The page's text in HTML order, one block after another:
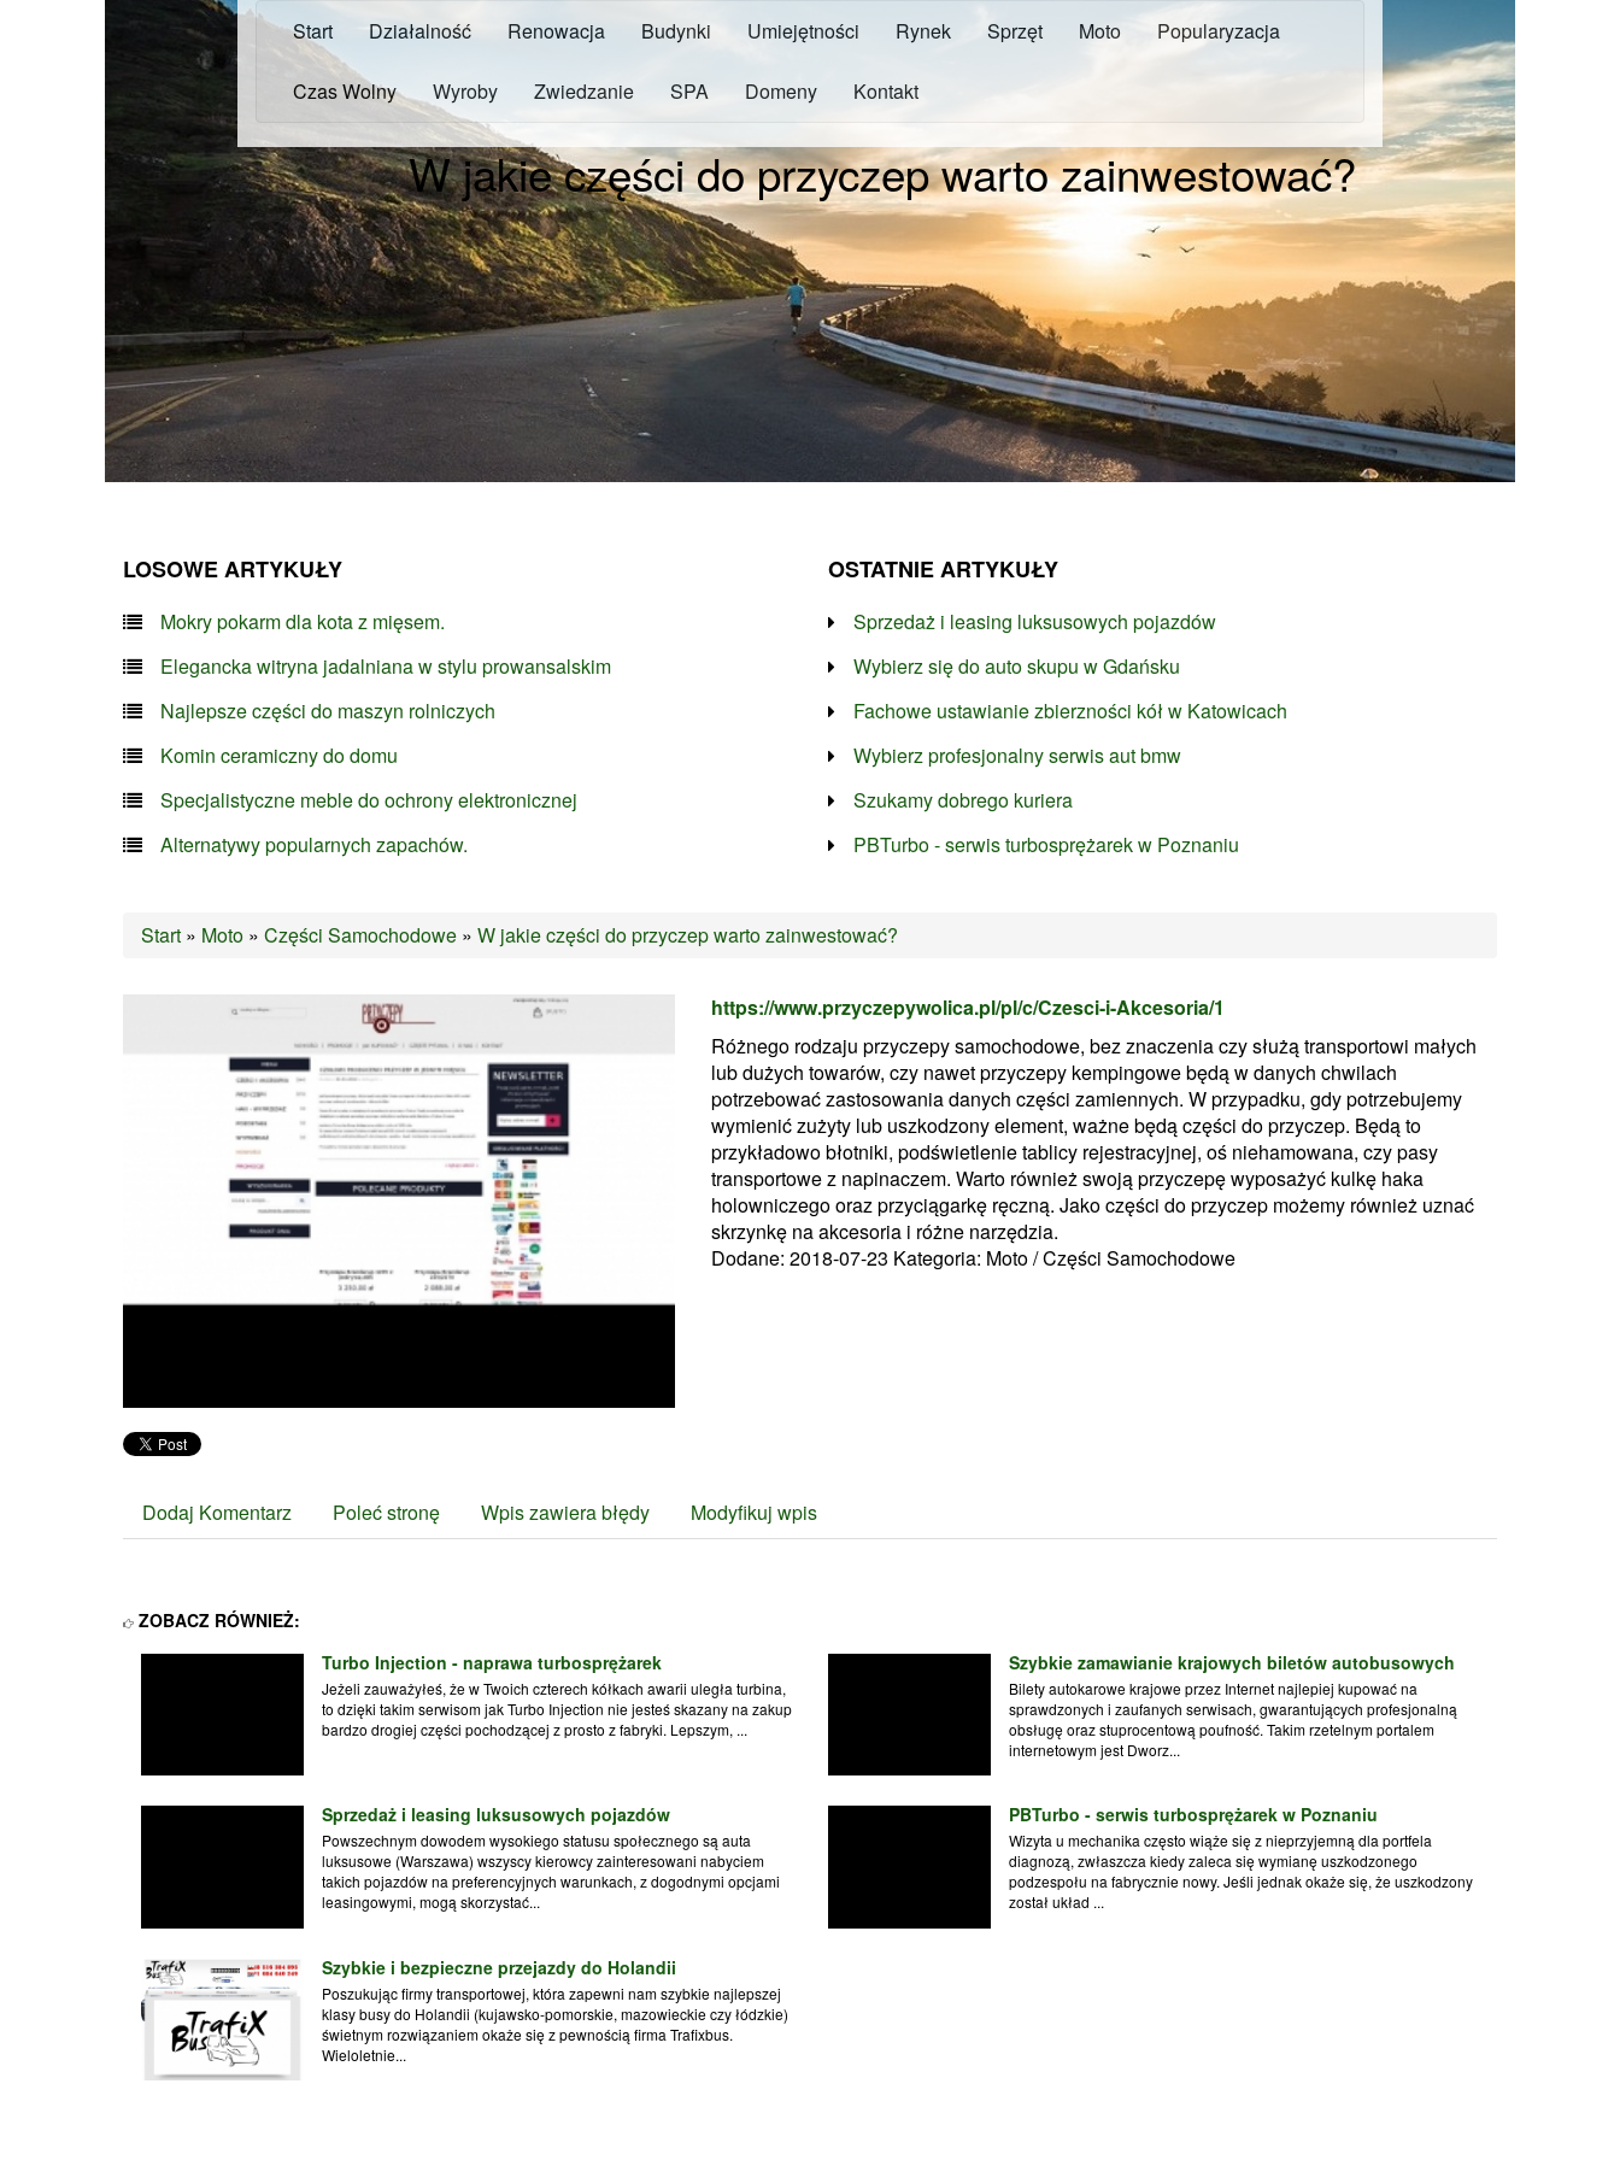
Start Działalność Renowacja Budynki Umiejętności Rynek Sprzęt Moto Popularyzacja
Czas Wolny Wyroby Zwiedzanie SPA Domeny Kontakt
W jakie części do przyczep warto zainwestować?
LOSOWE ARTYKUŁY
Mokry pokarm dla kota z mięsem.
Elegancka witryna jadalniana w stylu prowansalskim
Najlepsze części do maszyn rolniczych
Komin ceramiczny do domu
Specjalistyczne meble do ochrony elektronicznej
Alternatywy popularnych zapachów.
OSTATNIE ARTYKUŁY
Sprzedaż i leasing luksusowych pojazdów
Wybierz się do auto skupu w Gdańsku
Fachowe ustawianie zbierzności kół w Katowicach
Wybierz profesjonalny serwis aut bmw
Szukamy dobrego kuriera
PBTurbo - serwis turbosprężarek w Poznaniu
Start » Moto » Części Samochodowe » W jakie części do przyczep warto zainwestować?
https://www.przyczepywolica.pl/pl/c/Czesci-i-Akcesoria/1
Różnego rodzaju przyczepy samochodowe, bez znaczenia czy służą transportowi małych
lub dużych towarów, czy nawet przyczepy kempingowe będą w danych chwilach
potrzebować zastosowania danych części zamiennych. W przypadku, gdy potrzebujemy
wymienić zużyty lub uszkodzony element, ważne będą części do przyczep. Będą to
przykładowo błotniki, podświetlenie tablicy rejestracyjnej, oś niehamowana, czy pasy
transportowe z napinaczem. Warto również swoją przyczepę wyposażyć kulkę haka
holowniczego oraz przyciągarkę ręczną. Jako części do przyczep możemy również uznać
skrzynkę na akcesoria i różne narzędzia.
Dodane: 2018-07-23 Kategoria: Moto / Części Samochodowe
Dodaj Komentarz Poleć stronę Wpis zawiera błędy Modyfikuj wpis
ZOBACZ RÓWNIEŻ:
Turbo Injection - naprawa turbosprężarek
Jeżeli zauważyłeś, że w Twoich czterech kółkach awarii uległa turbina,
to dzięki takim serwisom jak Turbo Injection nie jesteś skazany na zakup
bardzo drogiej części pochodzącej z prosto z fabryki. Lepszym, ...
Szybkie zamawianie krajowych biletów autobusowych
Bilety autokarowe krajowe przez Internet najlepiej kupować na
sprawdzonych i zaufanych serwisach, gwarantujących profesjonalną
obsługę oraz stuprocentową poufność. Takim rzetelnym portalem
internetowym jest Dworz...
Sprzedaż i leasing luksusowych pojazdów
Powszechnym dowodem wysokiego statusu społecznego są auta
luksusowe (Warszawa) wszyscy kierowcy zainteresowani nabyciem
takich pojazdów na preferencyjnych warunkach, z dogodnymi opcjami
leasingowymi, mogą skorzystać...
PBTurbo - serwis turbosprężarek w Poznaniu
Wizyta u mechanika często wiąże się z nieprzyjemną dla portfela
diagnozą, zwłaszcza kiedy zaleca się wymianę uszkodzonego
podzespołu na fabrycznie nowy. Jeśli jednak okaże się, że uszkodzony
został układ ...
Szybkie i bezpieczne przejazdy do Holandii
Poszukując firmy transportowej, która zapewni nam szybkie najlepszej
klasy busy do Holandii (kujawsko-pomorskie, mazowieckie czy łódzkie)
świetnym rozwiązaniem okaże się z pewnością firma Trafixbus.
Wieloletnie...